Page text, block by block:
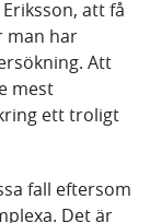
att få
man har
Att
mest
ett troligt
fall eftersom
Det är